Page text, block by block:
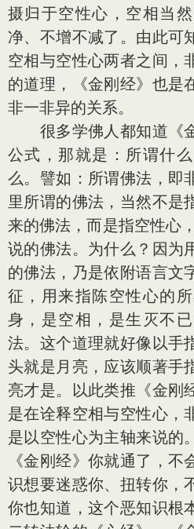
摄归于空性心，空相当
净、不增不减了。由此可
空相与空性心两者之间，
的道理，《金刚经》也是
非一非异的关系。
很多学佛人都知道《
公式，那就是：所谓什
么。譬如：所谓佛法，即
里所谓的佛法，当然不是
来的佛法，而是指空性心
说的佛法。为什么？因为
的佛法，乃是依附语言文
征，用来指陈空性心的
身，是空相，是生灭不
法。这个道理就好像以手
头就是月亮，应该顺著手
亮才是。以此类推《金刚
是在诠释空相与空性心，
是以空性心为主轴来说的
《金刚经》你就通了，
识想要迷惑你、扭转你，
你也知道，这个恶知识根